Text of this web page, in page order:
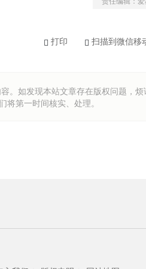
打印 扫描到微信移
。如发现本站文章存在版权问题，烦
第一时间核实、处理。